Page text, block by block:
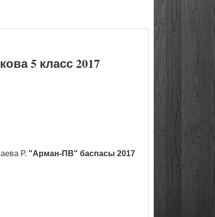
5 класс 2017
Р. "Арман-ПВ" баспасы 2017